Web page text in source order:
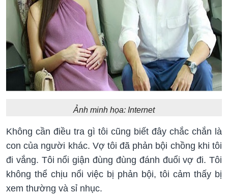
Ảnh minh họa: Internet
Không cần điều tra gì tôi cũng biết đây chắc chắn là
con của người khác. Vợ tôi đã phản bội chồng khi tôi
đi vắng. Tôi nổi giận đùng đùng đánh đuổi vợ đi. Tôi
không thể chịu nổi việc bị phản bội, tôi cảm thấy bị
xem thường và sỉ nhục.